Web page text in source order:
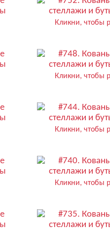
Кликни, чтобы
Кликни, чтобы
Кликни, чтобы
Кликни, чтобы